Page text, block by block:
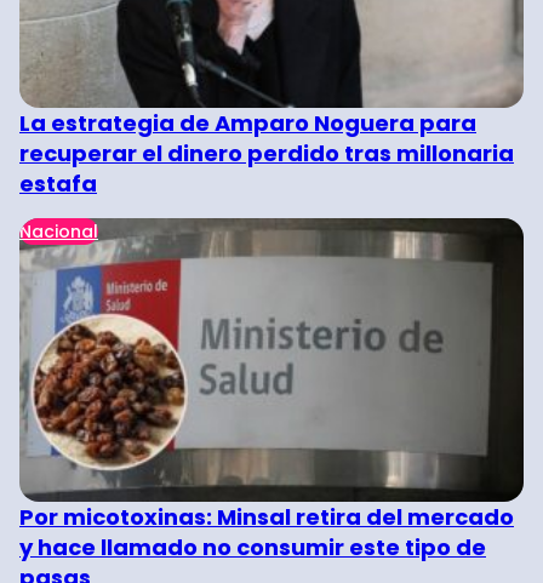
La estrategia de Amparo Noguera para
recuperar el dinero perdido tras millonaria
estafa
Nacional
Por micotoxinas: Minsal retira del mercado
y hace llamado no consumir este tipo de